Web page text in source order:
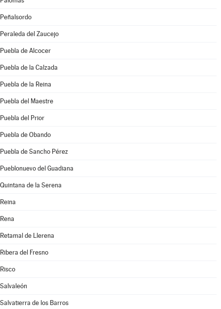
Peñalsordo
Peraleda del Zaucejo
Puebla de Alcocer
Puebla de la Calzada
Puebla de la Reina
Puebla del Maestre
Puebla del Prior
Puebla de Obando
Puebla de Sancho Pérez
Pueblonuevo del Guadiana
Quintana de la Serena
Reina
Rena
Retamal de Llerena
Ribera del Fresno
Risco
Salvaleón
Salvatierra de los Barros